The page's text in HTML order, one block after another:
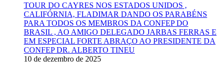
TOUR DO CAYRES NOS ESTADOS UNIDOS ,
CALIFÓRNIA, FLADIMAR DANDO OS PARABÉNS
PARA TODOS OS MEMBROS DA CONFEP DO
BRASIL , AO AMIGO DELEGADO JARBAS FERRAS E
EM ESPECIAL FORTE ABRAÇO AO PRESIDENTE DA
CONFEP DR. ALBERTO TINEU
10 de dezembro de 2025